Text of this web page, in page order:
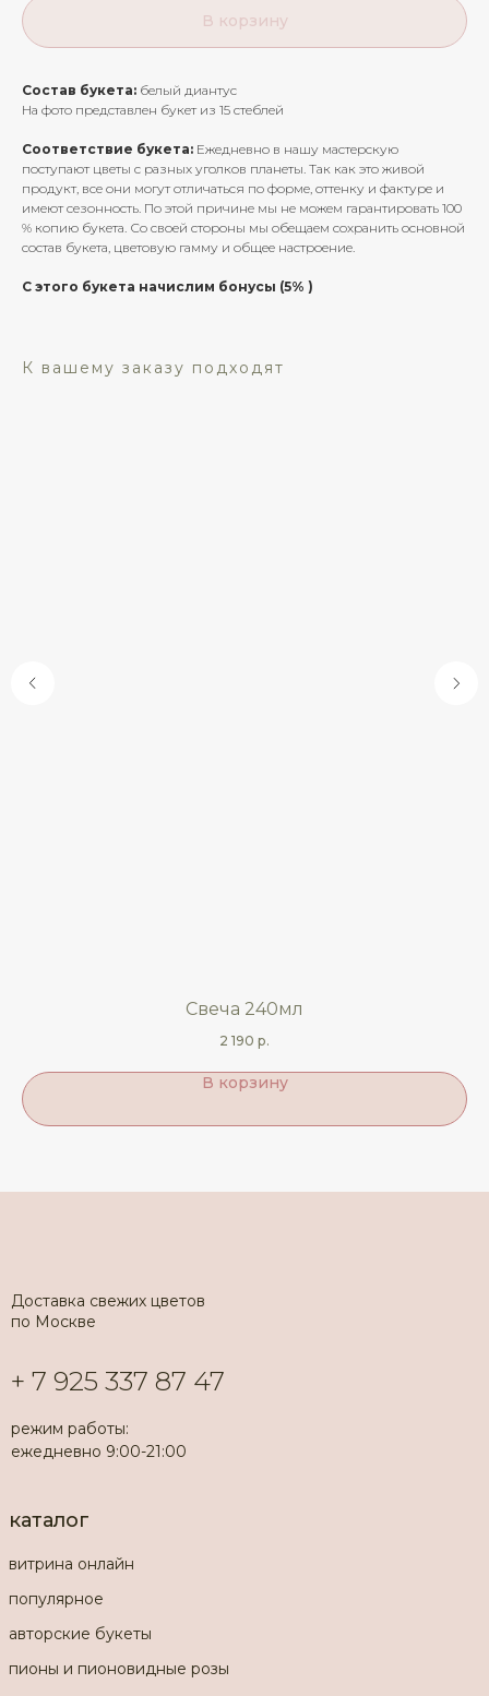
В корзину
Состав букета: белый диантус
На фото представлен букет из 15 стеблей
Соответствие букета: Ежедневно в нашу мастерскую
поступают цветы с разных уголков планеты. Так как это живой
продукт, все они могут отличаться по форме, оттенку и фактуре и
имеют сезонность. По этой причине мы не можем гарантировать 100
% копию букета. Со своей стороны мы обещаем сохранить основной
состав букета, цветовую гамму и общее настроение.
С этого букета начислим бонусы (5% )
К вашему заказу подходят
Свеча 240мл
2 190 р.
В корзину
Доставка свежих цветов
по Москве
популярное
авторские букеты
пионы и пионовидные розы
каталог
витрина онлайн
+ 7 925 337 87 47
режим работы:
ежедневно 9:00-21:00